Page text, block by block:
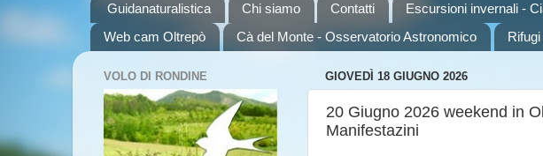
Guidanaturalistica Chi siamo Contatti Escursioni invernali -
Web cam Oltrepò
Cà del Monte - Osservatorio Astronomico Rifugi
GIOVEDÌ 18 GIUGNO 2026
20 Giugno 2026 weekend in
Manifestazini
VOLO DI RONDINE